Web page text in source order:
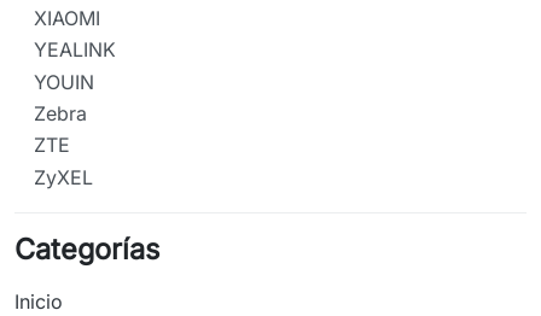
XIAOMI
YEALINK
YOUIN
Zebra
ZTE
ZyXEL
Categorías
Inicio